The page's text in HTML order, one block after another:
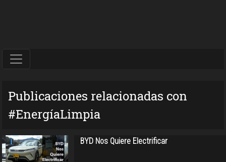
Publicaciones relacionadas con
#EnergíaLimpia
BYD Nos Quiere Electrificar